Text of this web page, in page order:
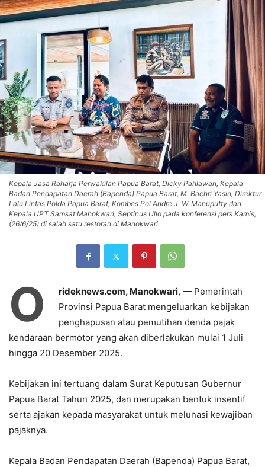
Kepala Jasa Raharja Perwakilan Papua Barat, Dicky Pahlawan, Kepala
Badan Pendapatan Daerah (Bapenda) Papua Barat, M. Bachri Yasin, Direktur
Lalu Lintas Polda Papua Barat, Kombes Pol Andre J. W. Manuputty dan
Kepala UPT Samsat Manokwari, Septinus Ullo pada konferensi pers Kamis,
(26/6/25) di salah satu restoran di Manokwari.
O rideknews.com, Manokwari, — Pemerintah
Provinsi Papua Barat mengeluarkan kebijakan
penghapusan atau pemutihan denda pajak
kendaraan bermotor yang akan diberlakukan mulai 1 Juli
hingga 20 Desember 2025.
Kebijakan ini tertuang dalam Surat Keputusan Gubernur
Papua Barat Tahun 2025, dan merupakan bentuk insentif
serta ajakan kepada masyarakat untuk melunasi kewajiban
pajaknya.
Kepala Badan Pendapatan Daerah (Bapenda) Papua Barat,